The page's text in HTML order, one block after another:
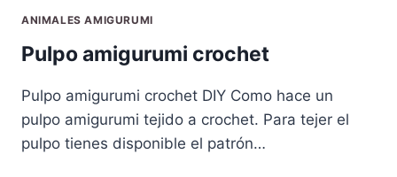
ANIMALES AMIGURUMI
Pulpo amigurumi crochet
Pulpo amigurumi crochet DIY Como hace un
pulpo amigurumi tejido a crochet. Para tejer el
pulpo tienes disponible el patrón…